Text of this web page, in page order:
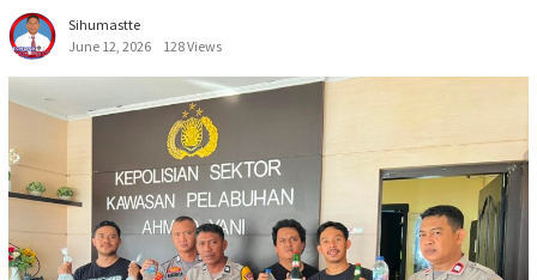
Sihumastte
June 12, 2026
128 Views